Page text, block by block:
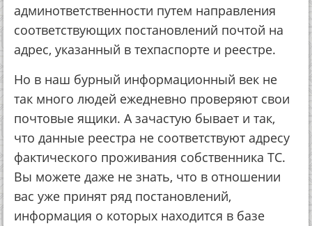
админответственности путем направления
соответствующих постановлений почтой на
адрес, указанный в техпаспорте и реестре.
Но в наш бурный информационный век не
так много людей ежедневно проверяют свои
почтовые ящики. А зачастую бывает и так,
что данные реестра не соответствуют адресу
фактического проживания собственника ТС.
Вы можете даже не знать, что в отношении
вас уже принят ряд постановлений,
информация о которых находится в базе